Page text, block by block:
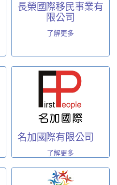
長榮國際移民事業有
限公司
了解更多
名加國際有限公司
了解更多